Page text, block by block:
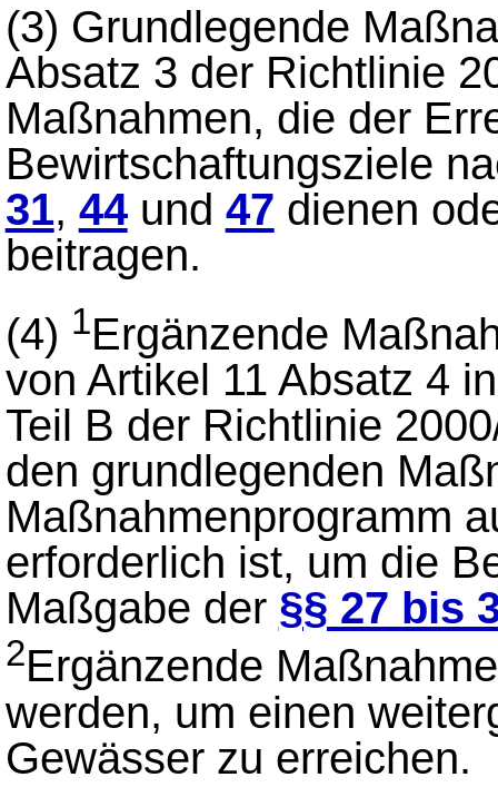
(3) Grundlegende
Absatz 3 der Richtlinie
Maßnahmen, die der
Bewirtschaftungsziele
31, 44und 47 dienen
beitragen.
(4) 1Ergänzende
von Artikel 11 Absatz 4
Teil B der Richtlinie
den grundlegenden
Maßnahmenprogramm
erforderlich ist, um die
Maßgabe der §§ 27 bis
2Ergänzende
werden, um einen
Gewässer zu erreichen.